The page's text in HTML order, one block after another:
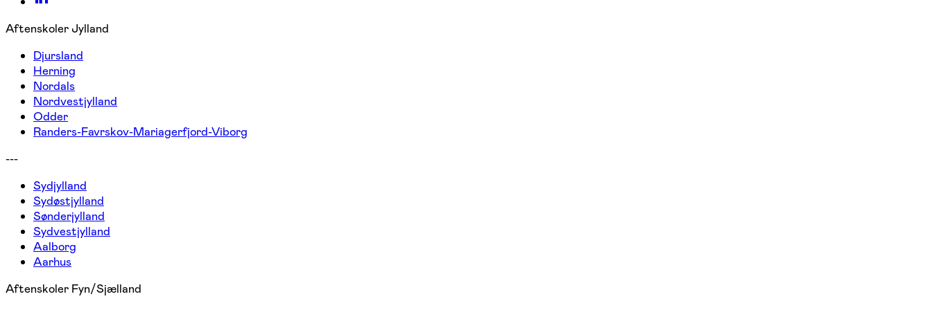
Aftenskoler Jylland
Djursland
Herning
Nordals
Nordvestjylland
Odder
Randers-Favrskov-Mariagerfjord-Viborg
---
Sydjylland
Sydøstjylland
Sønderjylland
Sydvestjylland
Aalborg
Aarhus
Aftenskoler Fyn/Sjælland